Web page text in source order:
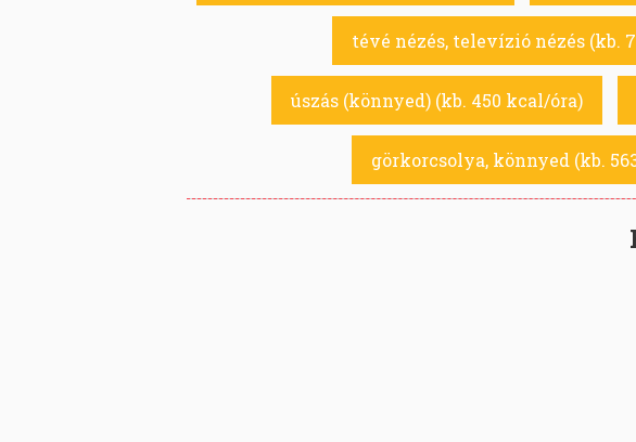
tévé nézés, televízió nézés (kb.
úszás (könnyed) (kb. 450 kcal/óra)
görkorcsolya, könnyed (kb.